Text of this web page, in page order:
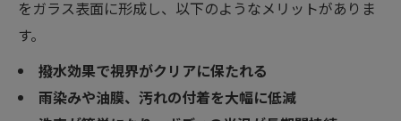
をガラス表面に形成し、以下のようなメリットがありま
す。
撥水効果で視界がクリアに保たれる
雨染みや油膜、汚れの付着を大幅に低減